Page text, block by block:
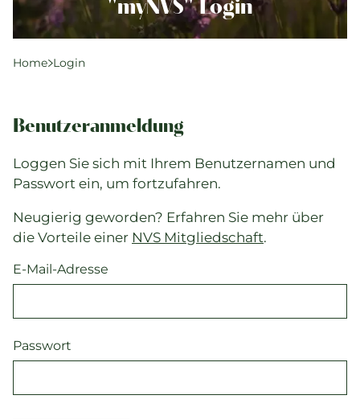
Praxisführung
Karriere & Jobs
Aktuelle Veranstaltungen
Aktuelles
Suchverzeichnisse
"myNVS" Login
Home Login
Benutzeranmeldung
Loggen Sie sich mit Ihrem Benutzernamen und
Passwort ein, um fortzufahren.
Neugierig geworden? Erfahren Sie mehr über
die Vorteile einer NVS Mitgliedschaft.
E-Mail-Adresse
Passwort